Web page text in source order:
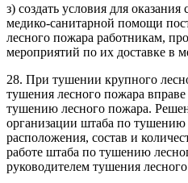
з) создать условия для
медико-санитарной помощи
лесного пожара работникам,
мероприятий по их доставке в
28. При тушении крупного
тушения лесного пожара
тушению лесного пожара.
организации штаба по тушению
расположения, состав и
работе штаба по тушению
руководителем тушения